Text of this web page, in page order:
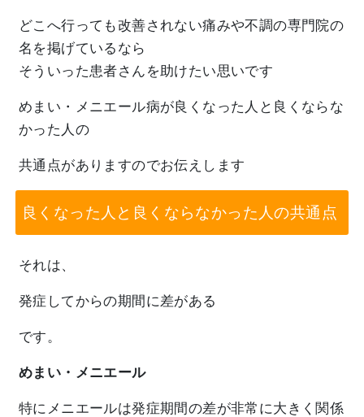
どこへ行っても改善されない痛みや不調の専門院の
名を掲げているなら
そういった患者さんを助けたい思いです
めまい・メニエール病が良くなった人と良くならな
かった人の
共通点がありますのでお伝えします
良くなった人と良くならなかった人の共通点
それは、
発症してからの期間に差がある
です。
めまい・メニエール
特にメニエールは発症期間の差が非常に大きく関係